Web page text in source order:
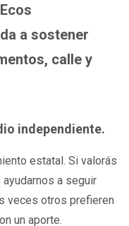
a sostener
calle y
independiente.
estatal. Si valorás
a seguir
veces otros prefieren
un aporte.